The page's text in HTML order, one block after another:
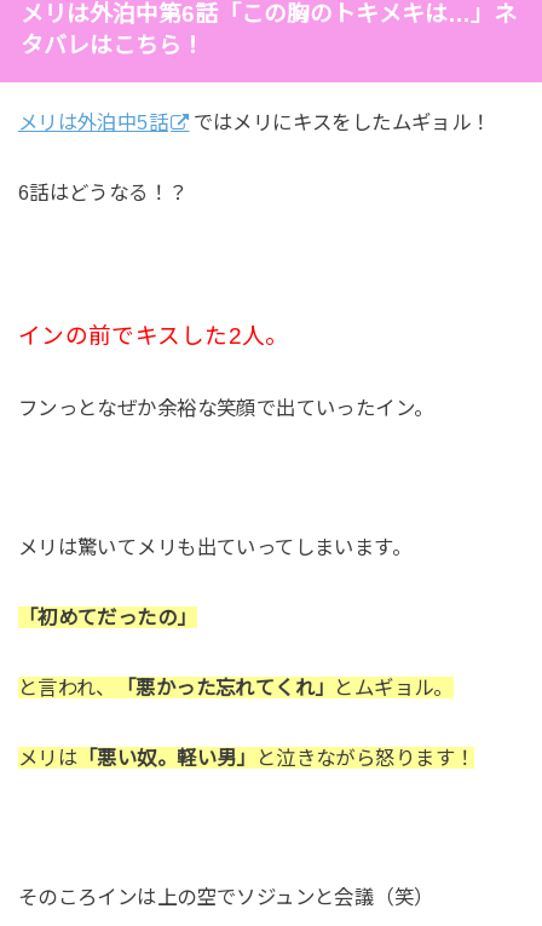
メリは外泊中第6話「この胸のトキメキは…」ネ
タバレはこちら！
メリは外泊中5話 ではメリにキスをしたムギョル！
6話はどうなる！？
インの前でキスした2人。
フンっとなぜか余裕な笑顔で出ていったイン。
メリは驚いてメリも出ていってしまいます。
「初めてだったの」
と言われ、 「悪かった忘れてくれ」 とムギョル。
メリは 「悪い奴。軽い男」 と泣きながら怒ります！
そのころインは上の空でソジュンと会議（笑）